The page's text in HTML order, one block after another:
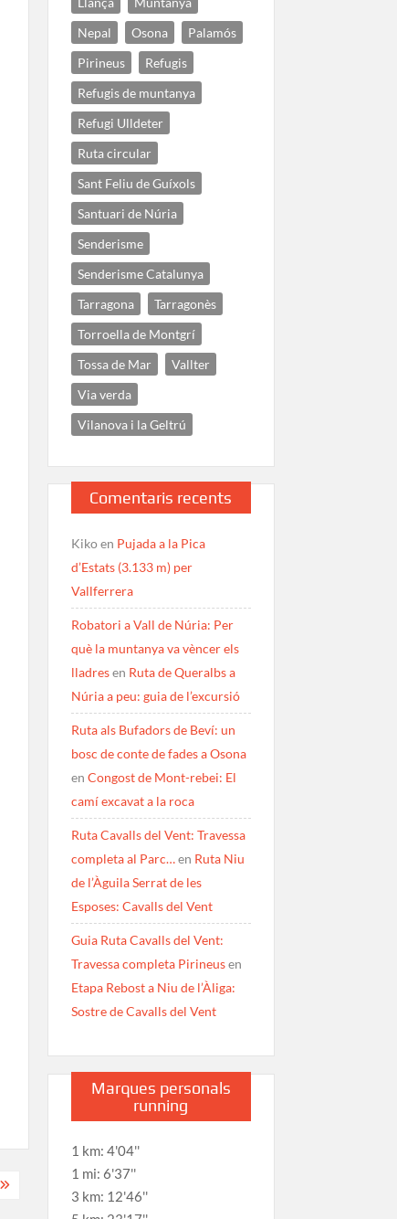
Nepal
Osona
Palamós
Pirineus
Refugis
Refugis de muntanya
Refugi Ulldeter
Ruta circular
Sant Feliu de Guíxols
Santuari de Núria
Senderisme
Senderisme Catalunya
Tarragona
Tarragonès
Torroella de Montgrí
Tossa de Mar
Vallter
Via verda
Vilanova i la Geltrú
Comentaris recents
Kikoen Pujada a la Pica
d’Estats (3.133 m) per
Vallferrera
Robatori a Vall de Núria: Per
què la muntanya va vèncer els
lladresen Ruta de Queralbs a
Núria a peu: guia de l’excursió
Ruta als Bufadors de Beví: un
bosc de conte de fades a Osona
en Congost de Mont-rebei: El
camí excavat a la roca
Ruta Cavalls del Vent: Travessa
completa al Parc…en Ruta Niu
de l’Àguila Serrat de les
Esposes: Cavalls del Vent
Guia Ruta Cavalls del Vent:
Travessa completa Pirineusen
Etapa Rebost a Niu de l’Àliga:
Sostre de Cavalls del Vent
Marques personals
running
1 km: 4'04''
1 mi: 6'37''
3 km: 12'46''